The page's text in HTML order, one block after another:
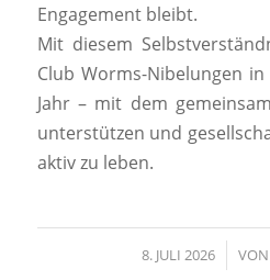
Engagement bleibt.
Mit diesem
Club Worms-Nibelungen
Jahr – mit dem
unterstützen und
aktiv zu leben.
8. JULI 2026
/ VON